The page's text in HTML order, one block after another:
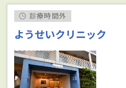
診療時間外
ようせいクリニック